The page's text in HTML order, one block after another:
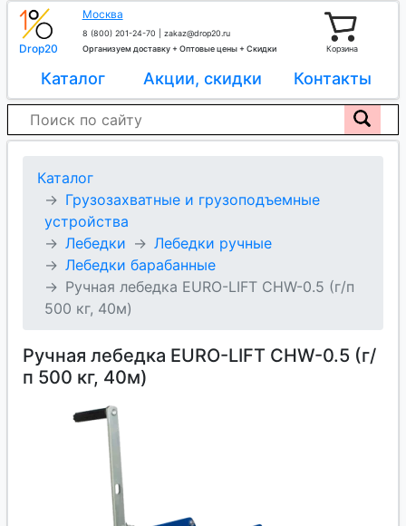
Drop20
Москва
8 (800) 201-24-70
zakaz@drop20.ru
Организуем доставку + Оптовые цены + Скидки
Корзина
Каталог Акции, скидки Контакты
Каталог
Грузозахватные и грузоподъемные
устройства
Лебедки
Лебедки ручные
Лебедки барабанные
Ручная лебедка EURO-LIFT CHW-0.5 (г/п
500 кг, 40м)
Ручная лебедка EURO-LIFT CHW-0.5 (г/
п 500 кг, 40м)